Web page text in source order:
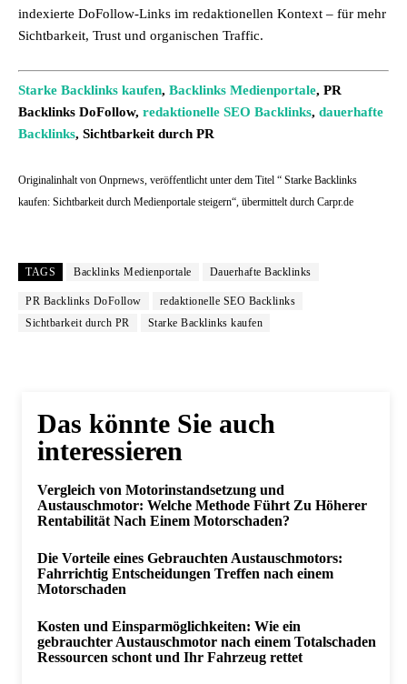
indexierte DoFollow-Links im redaktionellen Kontext – für mehr
Sichtbarkeit, Trust und organischen Traffic.
Starke Backlinks kaufen, Backlinks Medienportale, PR
Backlinks DoFollow, redaktionelle SEO Backlinks, dauerhafte
Backlinks, Sichtbarkeit durch PR
Originalinhalt von Onprnews, veröffentlicht unter dem Titel “ Starke Backlinks
kaufen: Sichtbarkeit durch Medienportale steigern“, übermittelt durch Carpr.de
TAGS Backlinks Medienportale Dauerhafte Backlinks
PR Backlinks DoFollow
redaktionelle SEO Backlinks
Sichtbarkeit durch PR
Starke Backlinks kaufen
Das könnte Sie auch
interessieren
Vergleich von Motorinstandsetzung und
Austauschmotor: Welche Methode Führt Zu Höherer
Rentabilität Nach Einem Motorschaden?
Die Vorteile eines Gebrauchten Austauschmotors:
Fahrrichtig Entscheidungen Treffen nach einem
Motorschaden
Kosten und Einsparmöglichkeiten: Wie ein
gebrauchter Austauschmotor nach einem Totalschaden
Ressourcen schont und Ihr Fahrzeug rettet